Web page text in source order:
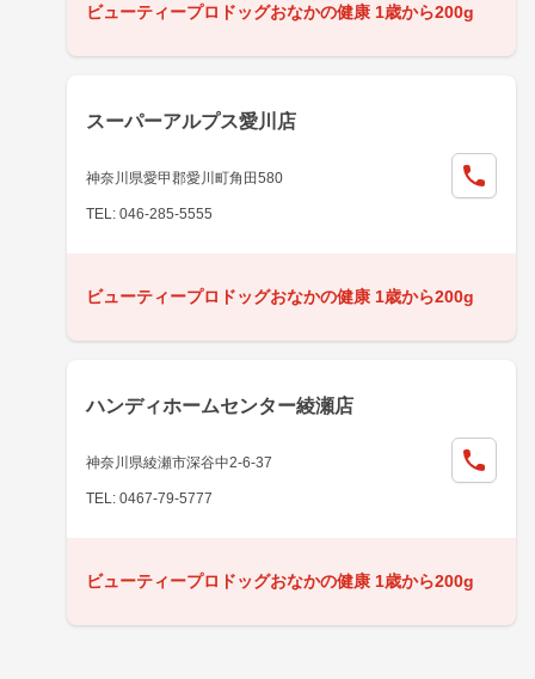
ビューティープロドッグおなかの健康 1歳から200g
スーパーアルプス愛川店
神奈川県愛甲郡愛川町角田580
TEL: 046-285-5555
ビューティープロドッグおなかの健康 1歳から200g
ハンディホームセンター綾瀬店
神奈川県綾瀬市深谷中2-6-37
TEL: 0467-79-5777
ビューティープロドッグおなかの健康 1歳から200g